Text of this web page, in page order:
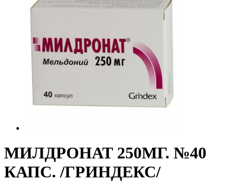
МИЛДРОНАТ 250МГ. №40
КАПС. /ГРИНДЕКС/